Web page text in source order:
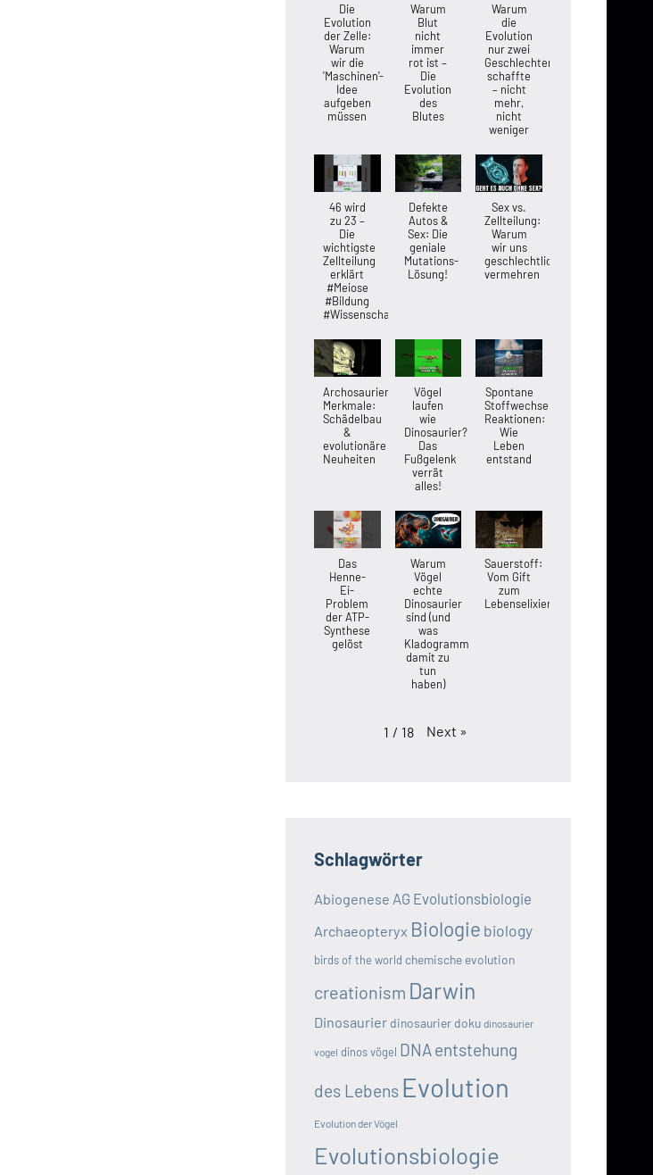
Die
Evolution
der Zelle:
Warum
wir die
'Maschinen'-
Idee
aufgeben
müssen
Warum
Blut
nicht
immer
rot ist –
Die
Evolution
des
Blutes
Warum
die
Evolution
nur zwei
Geschlechter
schaffte
– nicht
mehr,
nicht
weniger
46 wird
zu 23 –
Die
wichtigste
Zellteilung
erklärt
#Meiose
#Bildung
#Wissenschaft
Defekte
Autos &
Sex: Die
geniale
Mutations-
Lösung!
Sex vs.
Zellteilung:
Warum
wir uns
geschlechtlich
vermehren
Archosaurier-
Merkmale:
Schädelbau
&
evolutionäre
Neuheiten
Vögel
laufen
wie
Dinosaurier?
Das
Fußgelenk
verrät
alles!
Spontane
Stoffwechsel-
Reaktionen:
Wie
Leben
entstand
Das
Henne-
Ei-
Problem
der ATP-
Synthese
gelöst
Warum
Vögel
echte
Dinosaurier
sind (und
was
Kladogramme
damit zu
tun
haben)
Sauerstoff:
Vom Gift
zum
Lebenselixier
1 / 18 Next »
Schlagwörter
Abiogenese AG Evolutionsbiologie
Archaeopteryx Biologie biology
birds of the world chemische evolution
creationism Darwin
Dinosaurier dinosaurier doku dinosaurier
vogel dinos vögel DNAentstehung
des Lebens Evolution
Evolution der Vögel
Evolutionsbiologie